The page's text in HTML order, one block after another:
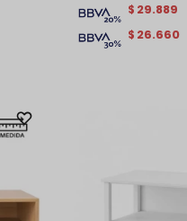
$ 26.660
$ 29.889